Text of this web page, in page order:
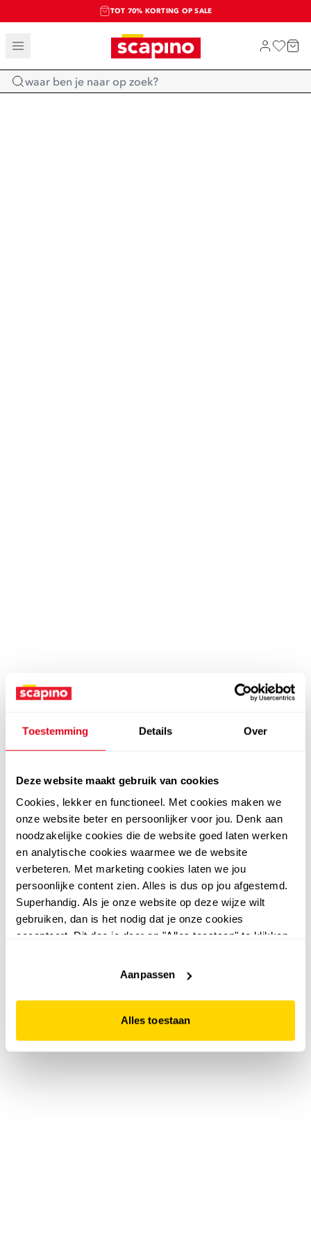
Toestemming Details Over
Deze website maakt gebruik van cookies
Cookies, lekker en functioneel. Met cookies maken we
onze website beter en persoonlijker voor jou. Denk aan
noodzakelijke cookies die de website goed laten werken
en analytische cookies waarmee we de website
verbeteren. Met marketing cookies laten we jou
persoonlijke content zien. Alles is dus op jou afgestemd.
Superhandig. Als je onze website op deze wijze wilt
gebruiken, dan is het nodig dat je onze cookies
accepteert. Dit doe je door op "Alles toestaan" te klikken.
website niet optimaal functioneert.
Aanpassen
Alles toestaan
TOT 70% KORTING OP SALE
SALE: LAATSTE KANS!
SHOP NIEUW
Home